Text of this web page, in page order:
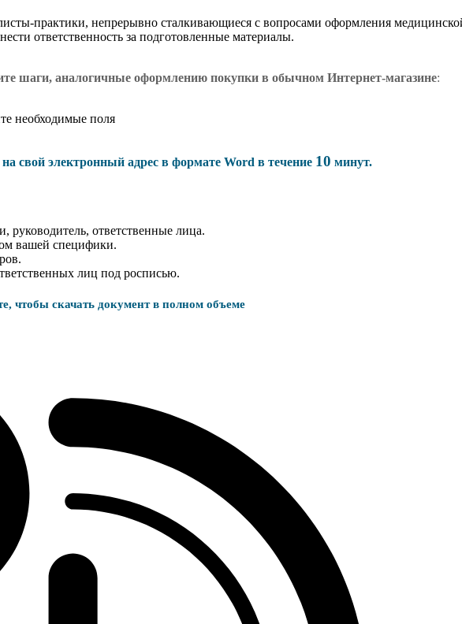
практики, непрерывно сталкивающиеся с вопросами оформления
ответственность за подготовленные материалы.
шаги, аналогичные оформлению покупки в обычном Интернет-магазине:
необходимые поля
свой электронный адрес в формате Word в течение 10 минут.
руководитель, ответственные лица.
вашей специфики.
лиц под росписью.
чтобы скачать документ в полном объеме